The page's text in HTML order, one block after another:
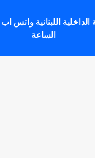
الداخلية اللبنانية واتس
الساعة